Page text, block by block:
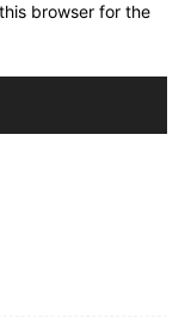
browser for the